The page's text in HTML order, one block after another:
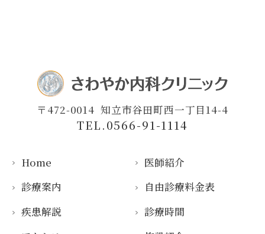
〒472-0014 知立市谷田町西一丁目14-4
TEL.0566-91-1114
Home
医師紹介
診療案内
自由診療料金表
疾患解説
診療時間